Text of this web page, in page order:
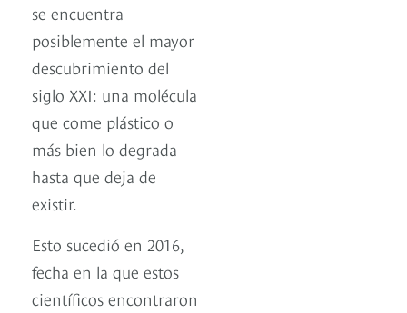
se encuentra
posiblemente el mayor
descubrimiento del
siglo XXI: una molécula
que come plástico o
más bien lo degrada
hasta que deja de
existir.
Esto sucedió en 2016,
fecha en la que estos
científicos encontraron